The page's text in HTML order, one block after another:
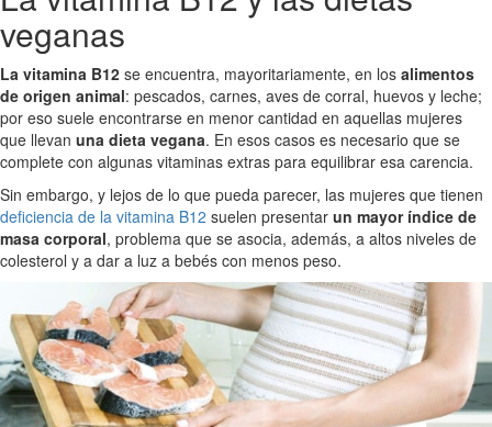
veganas
La vitamina B12 se encuentra, mayoritariamente, en los alimentos
de origen animal: pescados, carnes, aves de corral, huevos y leche;
por eso suele encontrarse en menor cantidad en aquellas mujeres
que llevan una dieta vegana. En esos casos es necesario que se
complete con algunas vitaminas extras para equilibrar esa carencia.
Sin embargo, y lejos de lo que pueda parecer, las mujeres que tienen
deficiencia de la vitamina B12 suelen presentar un mayor índice de
masa corporal, problema que se asocia, además, a altos niveles de
colesterol y a dar a luz a bebés con menos peso.